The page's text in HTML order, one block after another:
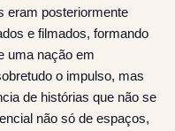
eram posteriormente
e filmados, formando
uma nação em
o impulso, mas
de histórias que não se
não só de espaços,